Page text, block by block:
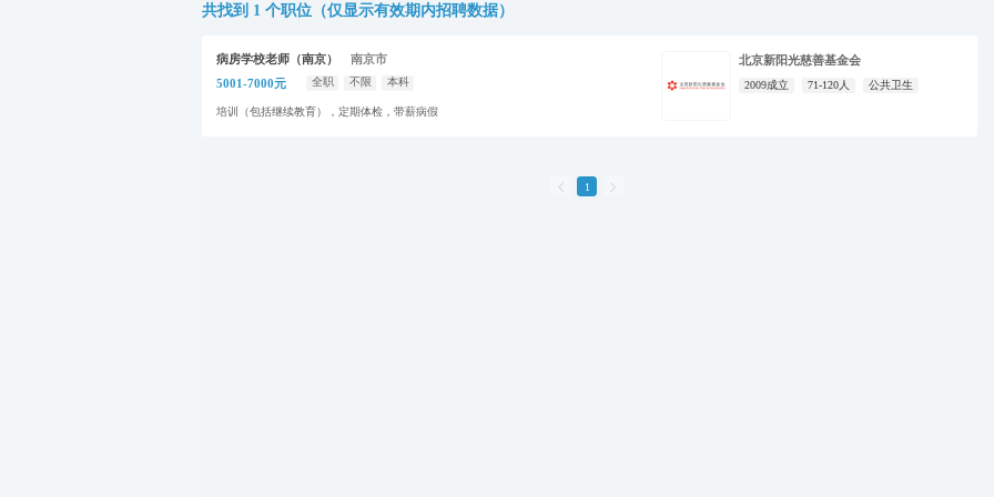
共找到 1 个职位（仅显示有效期内招聘数据）
病房学校老师（南京）
南京市
5001-7000元
全职 不限 本科
培训（包括继续教育），定期体检，带薪病假
北京新阳光慈善基金会
2009成立 71-120人 公共卫生
 1 